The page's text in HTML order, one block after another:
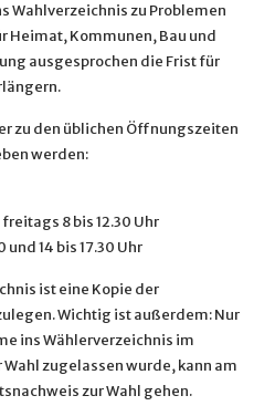
Wahlverzeichnis zu Problemen
Heimat, Kommunen, Bau und
ausgesprochen die Frist für
zu den üblichen Öffnungszeiten
werden:
8 bis 12.30 Uhr
14 bis 17.30 Uhr
ist eine Kopie der
Wichtig ist außerdem: Nur
ins Wählerverzeichnis im
zugelassen wurde, kann am
zur Wahl gehen.